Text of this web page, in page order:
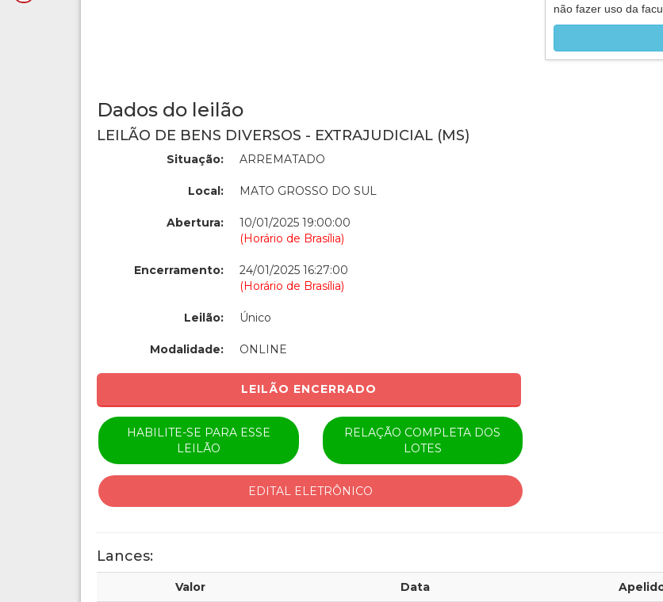
não fazer uso da
Dados do leilão
LEILÃO DE BENS DIVERSOS - EXTRAJUDICIAL (MS)
Situação: ARREMATADO
Local: MATO GROSSO DO SUL
Abertura:
10/01/2025 19:00:00
(Horário de Brasília)
Encerramento:
24/01/2025 16:27:00
(Horário de Brasília)
Leilão: Único
Modalidade: ONLINE
LEILÃO ENCERRADO
HABILITE-SE PARA ESSE
LEILÃO
RELAÇÃO COMPLETA DOS
LOTES
EDITAL ELETRÔNICO
Lances:
Valor Data